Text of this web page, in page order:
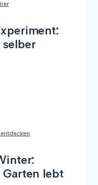
selber
Garten lebt